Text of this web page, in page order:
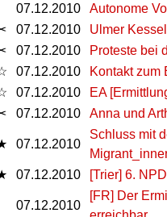
07.12.2010
Autonome
07.12.2010
Ulmer
07.12.2010
Proteste bei
07.12.2010
Kontakt zum
07.12.2010
EA
07.12.2010 Anna und
07.12.2010
Schluss mit
07.12.2010 [Trier] 6.
07.12.2010
[FR] Der